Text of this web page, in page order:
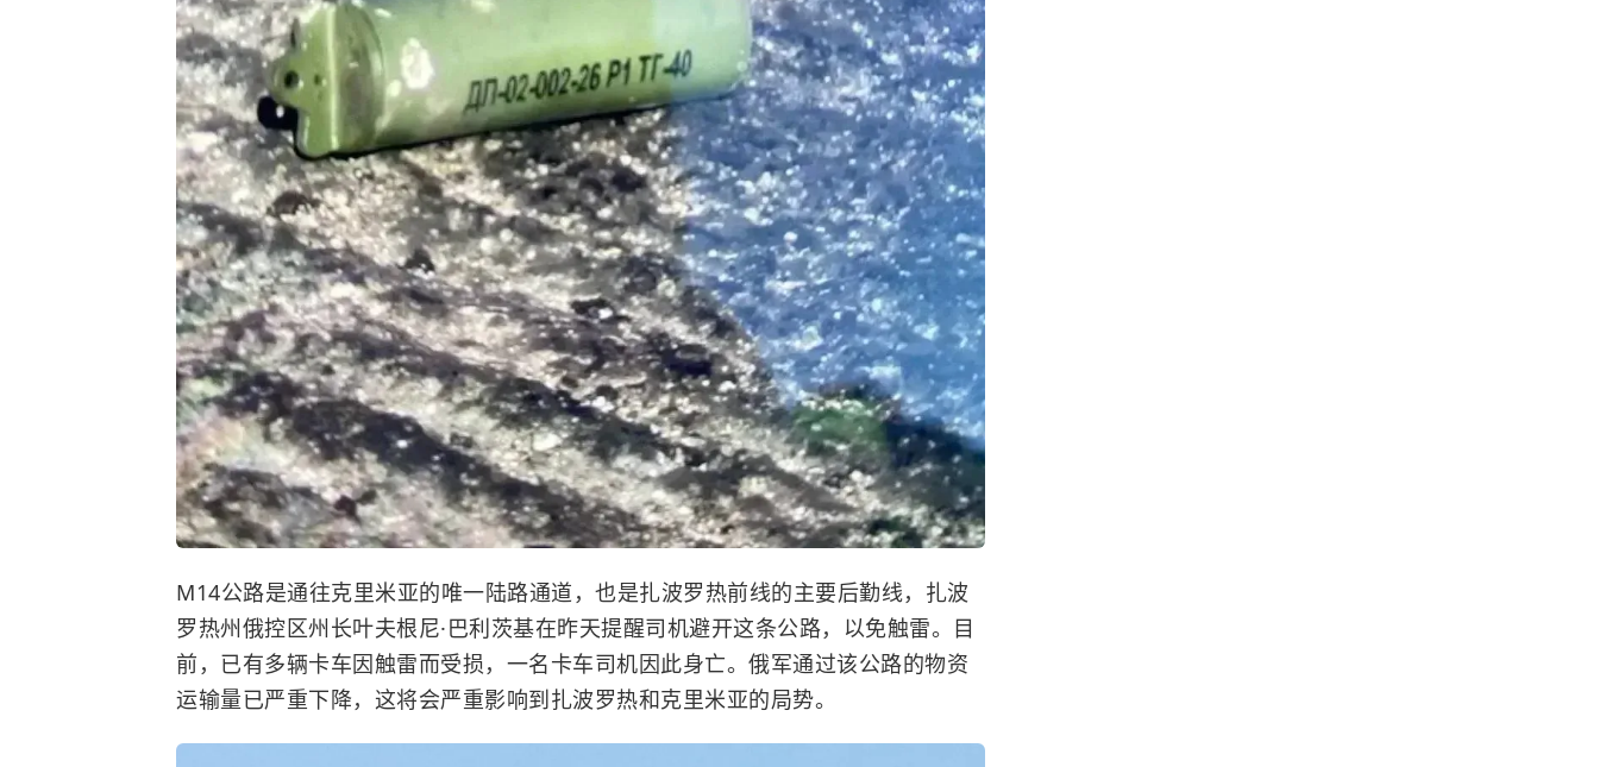
M14公路是通往克里米亚的唯一陆路通道，也是扎波罗热前线的主要后勤线，扎波
罗热州俄控区州长叶夫根尼·巴利茨基在昨天提醒司机避开这条公路，以免触雷。目
前，已有多辆卡车因触雷而受损，一名卡车司机因此身亡。俄军通过该公路的物资
运输量已严重下降，这将会严重影响到扎波罗热和克里米亚的局势。